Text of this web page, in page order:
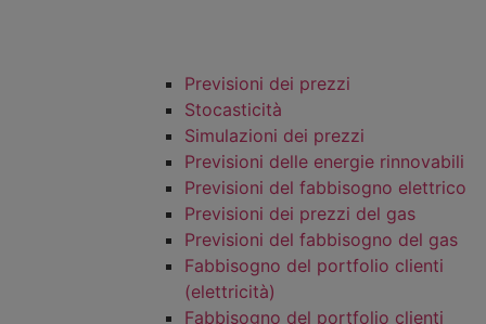
Previsioni dei prezzi
Stocasticità
Simulazioni dei prezzi
Previsioni delle energie rinnovabili
Previsioni del fabbisogno elettrico
Previsioni dei prezzi del gas
Previsioni del fabbisogno del gas
Fabbisogno del portfolio clienti
(elettricità)
Fabbisogno del portfolio clienti